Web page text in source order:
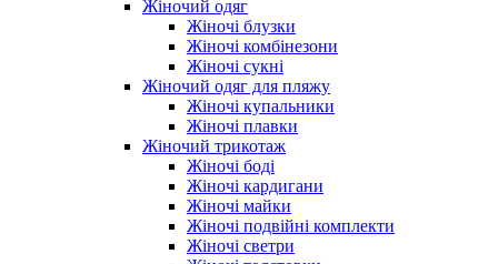
Жіночий одяг
Жіночі блузки
Жіночі комбінезони
Жіночі сукні
Жіночий одяг для пляжу
Жіночі купальники
Жіночі плавки
Жіночий трикотаж
Жіночі боді
Жіночі кардигани
Жіночі майки
Жіночі подвійні комплекти
Жіночі светри